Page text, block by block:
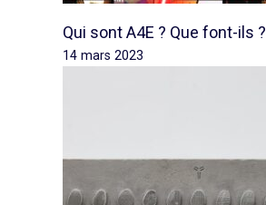
Qui sont A4E ? Que font-ils ?
14 mars 2023